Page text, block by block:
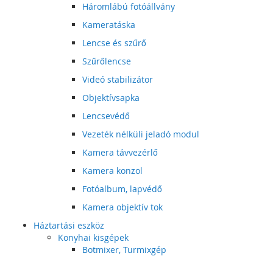
Háromlábú fotóállvány
Kameratáska
Lencse és szűrő
Szűrőlencse
Videó stabilizátor
Objektívsapka
Lencsevédő
Vezeték nélküli jeladó modul
Kamera távvezérlő
Kamera konzol
Fotóalbum, lapvédő
Kamera objektív tok
Háztartási eszköz
Konyhai kisgépek
Botmixer, Turmixgép